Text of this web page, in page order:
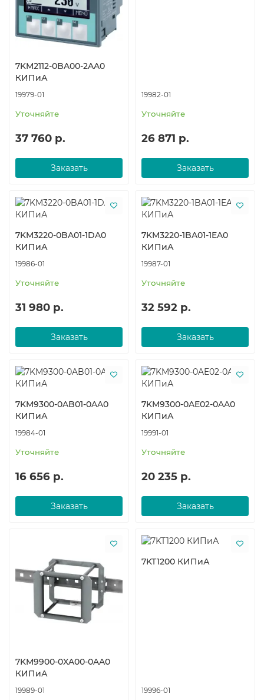
7KM2112-0BA00-2AA0
КИПиА
19979-01
Уточняйте
37 760 р.
Заказать
19982-01
Уточняйте
26 871 р.
Заказать
7KM3220-0BA01-1DA0
КИПиА
19986-01
Уточняйте
31 980 р.
Заказать
7KM3220-1BA01-1EA0
КИПиА
19987-01
Уточняйте
32 592 р.
Заказать
7KM9300-0AB01-0AA0
КИПиА
19984-01
Уточняйте
16 656 р.
Заказать
7KM9300-0AE02-0AA0
КИПиА
19991-01
Уточняйте
20 235 р.
Заказать
7KM9900-0XA00-0AA0
КИПиА
19989-01
7KT1200 КИПиА
19996-01